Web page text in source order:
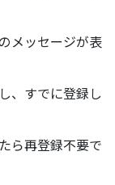
メッセージが表
、すでに登録し
ら再登録不要で